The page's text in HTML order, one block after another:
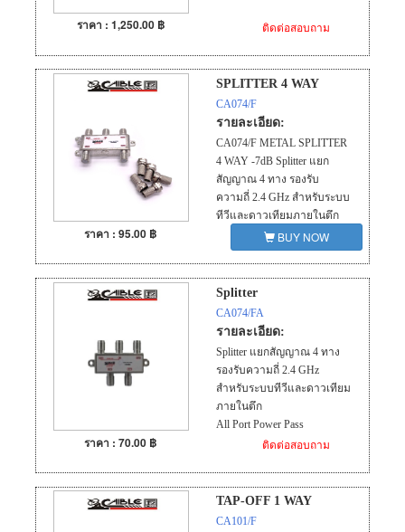
ราคา : 1,250.00 ฿ ติดต่อสอบถาม
SPLITTER 4 WAY
CA074/F
รายละเอียด:
CA074/F METAL SPLITTER
4 WAY -7dB Splitter แยก
สัญญาณ 4 ทาง รองรับ
ความถี่ 2.4 GHz สำหรับระบบ
ทีวีและดาวเทียมภายในตึก
ราคา : 95.00 ฿ BUY NOW
Splitter
CA074/FA
รายละเอียด:
Splitter แยกสัญญาณ 4 ทาง
รองรับความถี่ 2.4 GHz
สำหรับระบบทีวีและดาวเทียม
ภายในตึก
All Port Power Pass
ราคา : 70.00 ฿ ติดต่อสอบถาม
TAP-OFF 1 WAY
CA101/F